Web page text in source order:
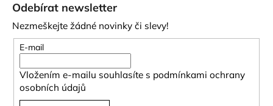
Odebírat newsletter
Nezmeškejte žádné novinky či slevy!
E-mail
Vložením e-mailu souhlasíte s podmínkami ochrany
osobních údajů